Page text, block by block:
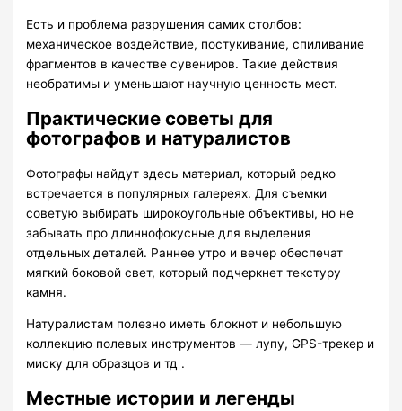
Есть и проблема разрушения самих столбов:
механическое воздействие, постукивание, спиливание
фрагментов в качестве сувениров. Такие действия
необратимы и уменьшают научную ценность мест.
Практические советы для
фотографов и натуралистов
Фотографы найдут здесь материал, который редко
встречается в популярных галереях. Для съемки
советую выбирать широкоугольные объективы, но не
забывать про длиннофокусные для выделения
отдельных деталей. Раннее утро и вечер обеспечат
мягкий боковой свет, который подчеркнет текстуру
камня.
Натуралистам полезно иметь блокнот и небольшую
коллекцию полевых инструментов — лупу, GPS-трекер и
миску для образцов и тд .
Местные истории и легенды